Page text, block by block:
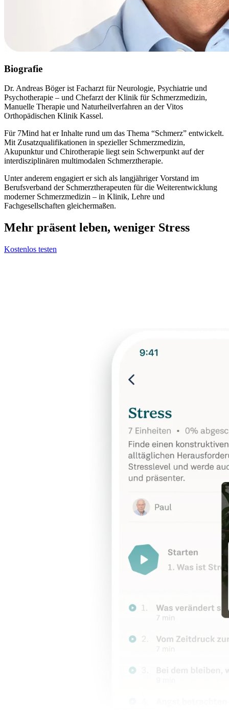
Biografie
Dr. Andreas Böger ist Facharzt für Neurologie, Psychiatrie und
Psychotherapie – und Chefarzt der Klinik für Schmerzmedizin,
Manuelle Therapie und Naturheilverfahren an der Vitos
Orthopädischen Klinik Kassel.
Für 7Mind hat er Inhalte rund um das Thema “Schmerz” entwickelt.
Mit Zusatzqualifikationen in spezieller Schmerzmedizin,
Akupunktur und Chirotherapie liegt sein Schwerpunkt auf der
interdisziplinären multimodalen Schmerztherapie.
Unter anderem engagiert er sich als langjähriger Vorstand im
Berufsverband der Schmerztherapeuten für die Weiterentwicklung
moderner Schmerzmedizin – in Klinik, Lehre und
Fachgesellschaften gleichermaßen.
Mehr präsent leben, weniger Stress
Kostenlos testen